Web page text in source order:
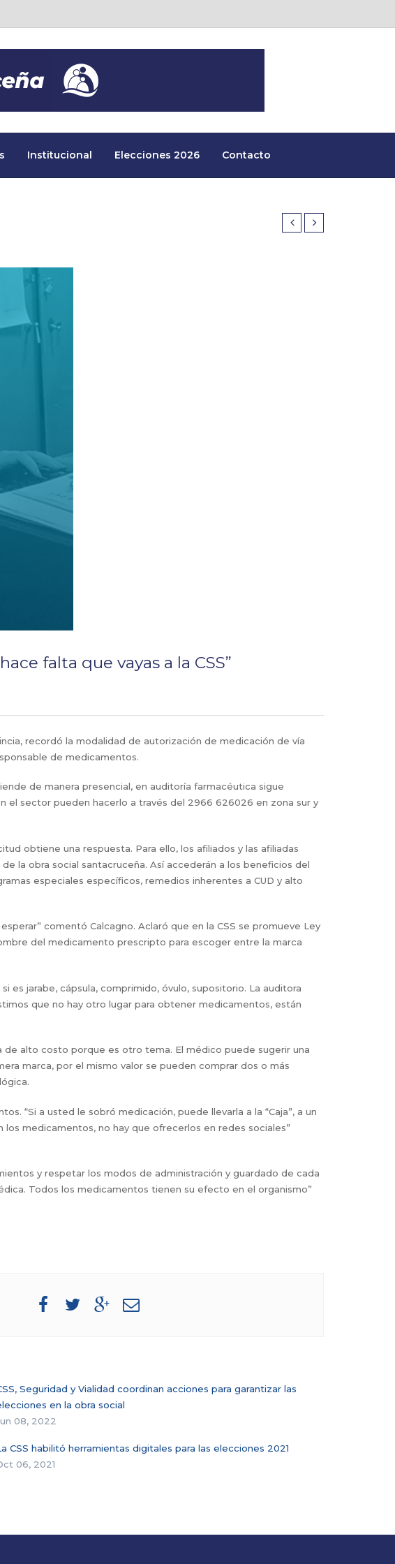
Institucional Elecciones 2026 Contacto
falta que vayas a la CSS”
recordó la modalidad de autorización de medicación de vía
de medicamentos.
de manera presencial, en auditoría farmacéutica sigue
el sector pueden hacerlo a través del 2966 626026 en zona sur y
obtiene una respuesta. Para ello, los afiliados y las afiliadas
la obra social santacruceña. Así accederán a los beneficios del
especiales específicos, remedios inherentes a CUD y alto
comentó Calcagno. Aclaró que en la CSS se promueve Ley
del medicamento prescripto para escoger entre la marca
es jarabe, cápsula, comprimido, óvulo, supositorio. La auditora
que no hay otro lugar para obtener medicamentos, están
de alto costo porque es otro tema. El médico puede sugerir una
marca, por el mismo valor se pueden comprar dos o más
“Si a usted le sobró medicación, puede llevarla a la “Caja”, a un
medicamentos, no hay que ofrecerlos en redes sociales”
y respetar los modos de administración y guardado de cada
Todos los medicamentos tienen su efecto en el organismo”
Seguridad y Vialidad coordinan acciones para garantizar las
en la obra social
08, 2022
CSS habilitó herramientas digitales para las elecciones 2021
06, 2021